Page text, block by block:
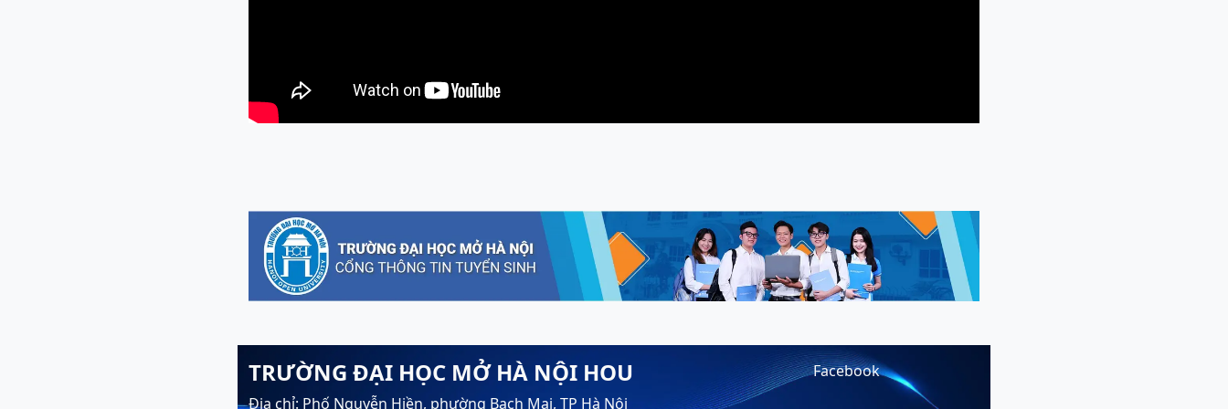
TRƯỜNG ĐẠI HỌC MỞ HÀ NỘI HOU
Địa chỉ: Phố Nguyễn Hiền, phường Bạch Mai, TP Hà Nội
Facebook